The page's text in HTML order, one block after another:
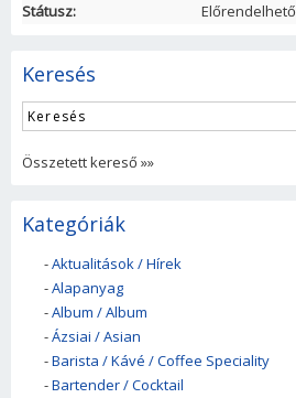
Státusz: Előrendelhető
Keresés
Összetett kereső »»
Kategóriák
-Aktualitások / Hírek
-Alapanyag
-Album / Album
-Ázsiai / Asian
-Barista / Kávé / Coffee Speciality
-Bartender / Cocktail